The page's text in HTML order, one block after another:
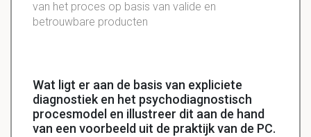
van het proces op basis van valide en
betrouwbare producten
Wat ligt er aan de basis van expliciete
diagnostiek en het psychodiagnostisch
procesmodel en illustreer dit aan de hand
van een voorbeeld uit de praktijk van de PC.